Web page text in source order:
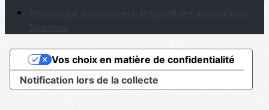
Notification lors de la collecte
Vos choix en matière de confidentialité